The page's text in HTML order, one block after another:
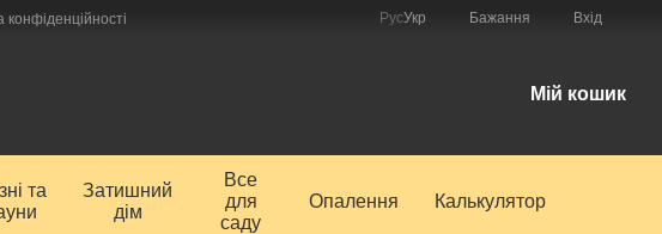
конфіденційності РусУкр Бажання Вхід
Мій кошик
та
Затишний
дім
Все
для
саду
Опалення Калькулятор